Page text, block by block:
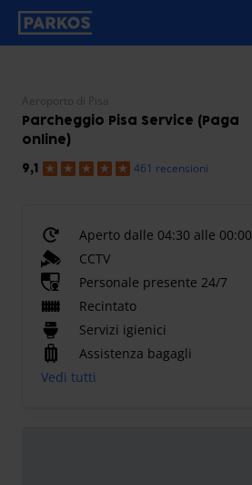
etichetta-navigazione-principale
Aeroporto di Pisa
Parcheggio Pisa Service (Paga
online)
9,1 461 recensioni
Aperto dalle 04:30 alle 00:00
CCTV
Personale presente 24/7
Recintato
Servizi igienici
Assistenza bagagli
Vedi tutti